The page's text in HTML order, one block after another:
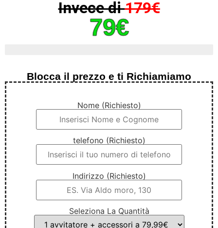
Invece di179€
79€
Blocca il prezzo e ti Richiamiamo
Nome (Richiesto)
telefono (Richiesto)
Indirizzo (Richiesto)
Seleziona La Quantità